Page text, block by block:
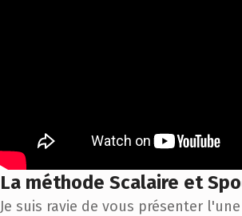
La méthode Scalaire et
Je suis ravie de vous présenter